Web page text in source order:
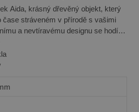
Aida, krásný dřevěný objekt, který
v přírodě s vašimi
a nevtíravému designu se hodí
na vás jak se rohodnete ho
Nebo prostor pro dětské hry?
ať už bude sloužit jakémukoliv